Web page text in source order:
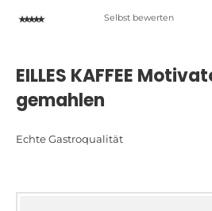
springen
springen
Selbst bewerten
EILLES KAFFEE
gemahlen
Echte Gastroqualität